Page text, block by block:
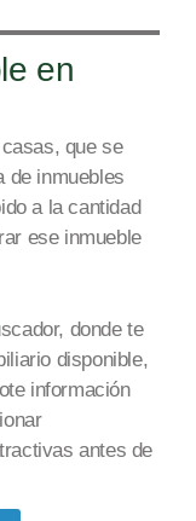
en
que se
de inmuebles
a la cantidad
ese inmueble
donde te
disponible,
información
antes de